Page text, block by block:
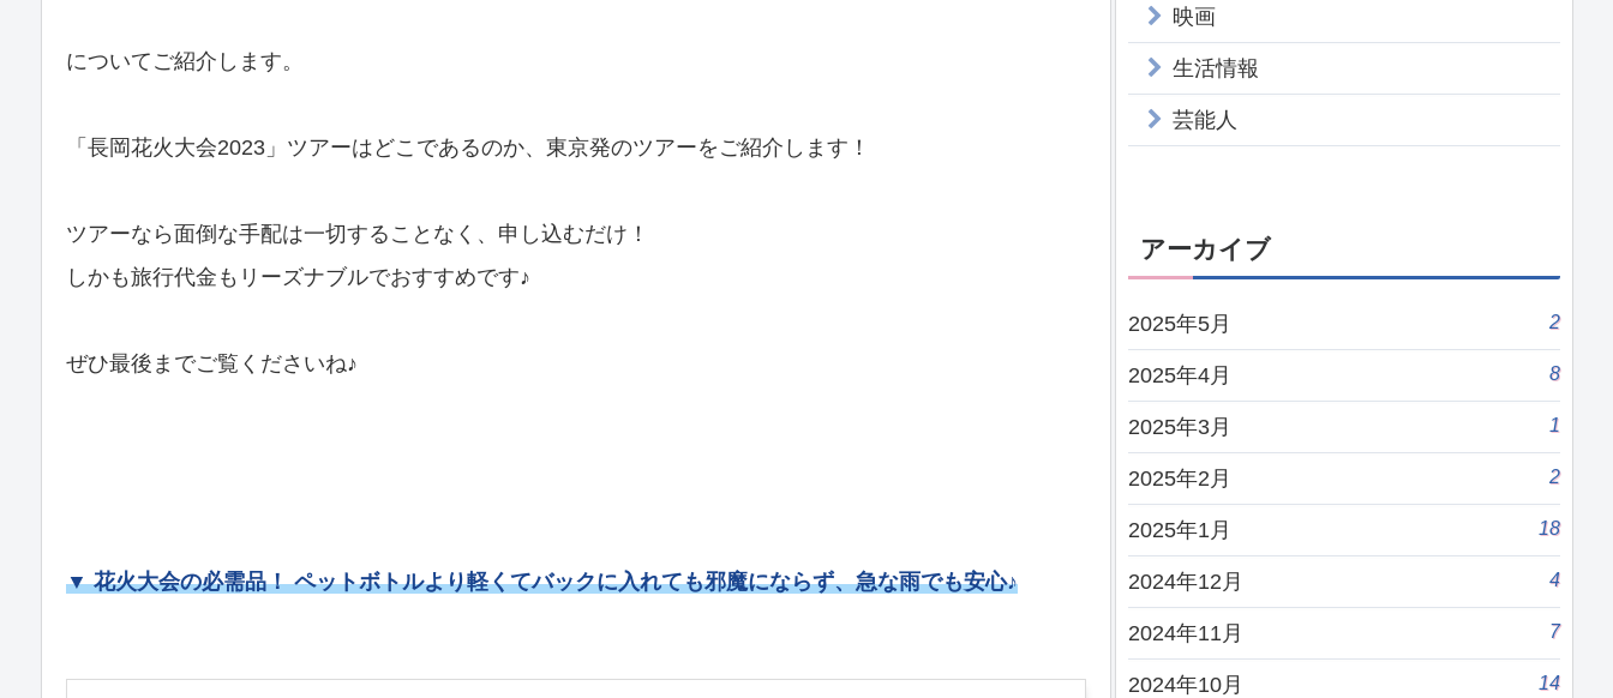
についてご紹介します。
「長岡花火大会2023」ツアーはどこであるのか、東京発のツアーをご紹介します！
ツアーなら面倒な手配は一切することなく、申し込むだけ！
しかも旅行代金もリーズナブルでおすすめです♪
ぜひ最後までご覧くださいね♪
▼ 花火大会の必需品！ ペットボトルより軽くてバックに入れても邪魔にならず、急な雨でも安心♪
映画
生活情報
芸能人
アーカイブ
2025年5月 2
2025年4月 8
2025年3月 1
2025年2月 2
2025年1月 18
2024年12月 4
2024年11月 7
2024年10月 14